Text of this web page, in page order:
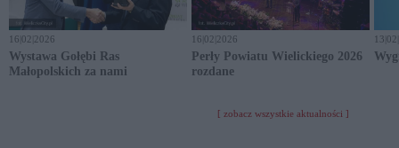
16|02|2026
Wystawa Gołębi Ras
Małopolskich za nami
16|02|2026
Perły Powiatu Wielickiego 2026
rozdane
[ zobacz wszystkie aktualności ]